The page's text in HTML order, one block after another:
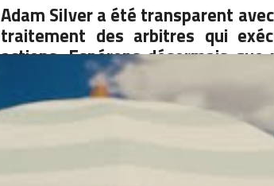
Adam Silver a été transparent
traitement des arbitres qui
actions. Espérons désormais
commise surtout leur de
importants, bien que ce soit